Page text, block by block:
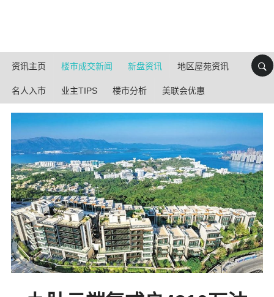
资讯主页 楼市成交新闻 新盘资讯 地区屋苑资讯
名人入市 业主TIPS 楼市分析 美联会优惠